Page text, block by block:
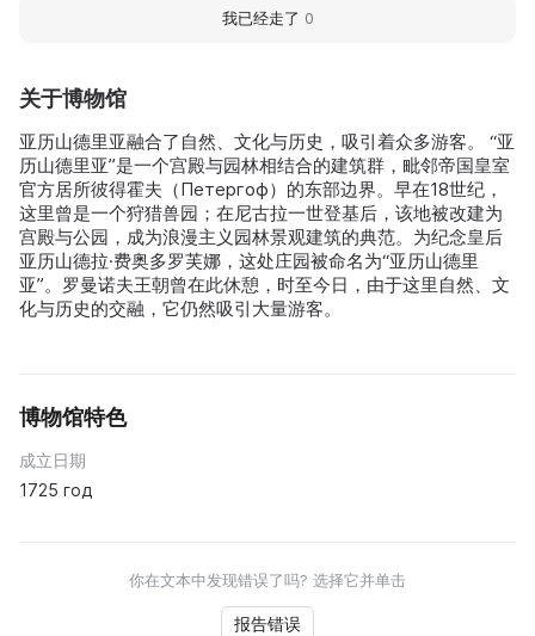
关于博物馆
亚历山德里亚融合了自然、文化与历史，吸引着众多游客。 “亚
历山德里亚”是一个宫殿与园林相结合的建筑群，毗邻帝国皇室
官方居所彼得霍夫（Петергоф）的东部边界。早在18世纪，
这里曾是一个狩猎兽园；在尼古拉一世登基后，该地被改建为
宫殿与公园，成为浪漫主义园林景观建筑的典范。为纪念皇后
亚历山德拉·费奥多罗芙娜，这处庄园被命名为“亚历山德里
亚”。罗曼诺夫王朝曾在此休憩，时至今日，由于这里自然、文
化与历史的交融，它仍然吸引大量游客。
博物馆特色
成立日期
1725 год
你在文本中发现错误了吗? 选择它并单击
报告错误
我已经走了 0